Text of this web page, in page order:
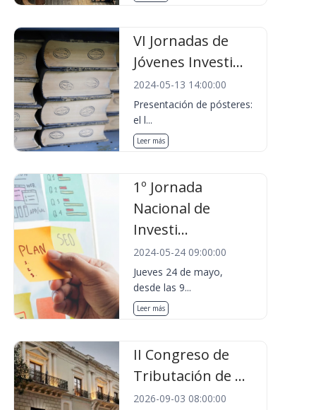
VI Jornadas de
Jóvenes Investi...
2024-05-13 14:00:00
Presentación de pósteres:
el l...
Leer más
1º Jornada
Nacional de
Investi...
2024-05-24 09:00:00
Jueves 24 de mayo,
desde las 9...
Leer más
II Congreso de
Tributación de ...
2026-09-03 08:00:00